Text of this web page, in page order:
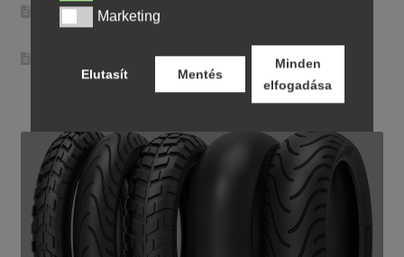
Pirelli City Demon – Megbízható és egyszerű városi
motorgumi
Metzeler Perfect ME 77 – Klasszikus touring-abroncs
kényelmes városi és országúti motorozáshoz
MarketingMarketing
Elutasít Mentés
Minden
elfogadása